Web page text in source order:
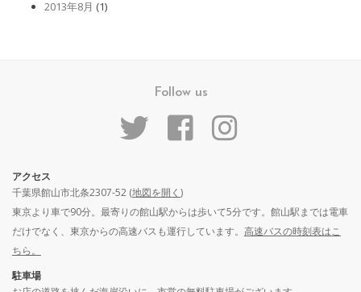
2013年8月 (1)
Follow us
アクセス
千葉県館山市北条2307-52 (地図を開く )
東京より車で90分。最寄りの館山駅からは歩いて5分です。館山駅までは電車
だけでなく、東京からの高速バスも運行しています。 高速バスの時刻表はこ
ちら。
駐車場